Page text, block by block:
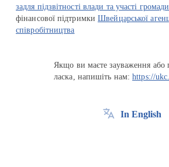
задля підзвітності влади та участі
фінансової підтримкиШвейцарської
співробітництва
Якщо ви маєте зауваження або
ласка, напишіть нам:https://
In English